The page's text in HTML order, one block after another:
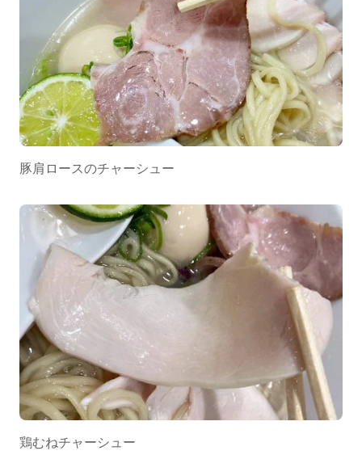
豚肩ロースのチャーシュー
鶏むねチャーシュー